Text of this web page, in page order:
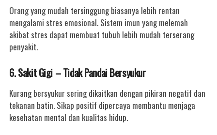
Orang yang mudah tersinggung biasanya lebih rentan
mengalami stres emosional. Sistem imun yang melemah
akibat stres dapat membuat tubuh lebih mudah terserang
penyakit.
6. Sakit Gigi – Tidak Pandai Bersyukur
Kurang bersyukur sering dikaitkan dengan pikiran negatif dan
tekanan batin. Sikap positif dipercaya membantu menjaga
kesehatan mental dan kualitas hidup.